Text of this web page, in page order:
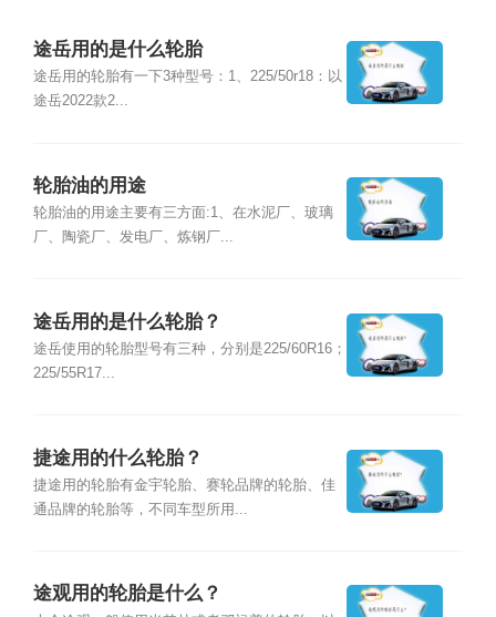
途岳用的是什么轮胎
途岳用的轮胎有一下3种型号：1、225/50r18：以
途岳2022款2...
轮胎油的用途
轮胎油的用途主要有三方面:1、在水泥厂、玻璃
厂、陶瓷厂、发电厂、炼钢厂...
途岳用的是什么轮胎？
途岳使用的轮胎型号有三种，分别是225/60R16；
225/55R17...
捷途用的什么轮胎？
捷途用的轮胎有金宇轮胎、赛轮品牌的轮胎、佳
通品牌的轮胎等，不同车型所用...
途观用的轮胎是什么？